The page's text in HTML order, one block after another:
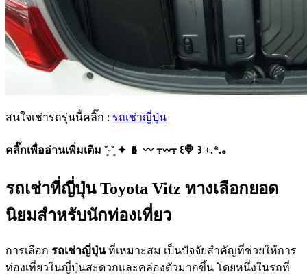
สนใจเช่ารถรุ่นนี้คลิ๊ก : รถเช่าญี่ปุ่น
คลิ๊กเพื่ออ่านเพิ่มเติม ˘͈ᵕ˘͈ ✦ 🪆 〰️ ߹𖥦߹ ꒰🍭 ꒱ +.*.｡
รถเช่าที่ญี่ปุ่น Toyota Vitz ทางเลือกยอด
นิยมสำหรับนักท่องเที่ยว
การเลือก รถเช่าญี่ปุ่นที่เหมาะสม เป็นปัจจัยสำคัญที่ช่วยให้การ
ท่องเที่ยวในญี่ปุ่นสะดวกและคล่องตัวมากขึ้น โดยหนึ่งในรถที่